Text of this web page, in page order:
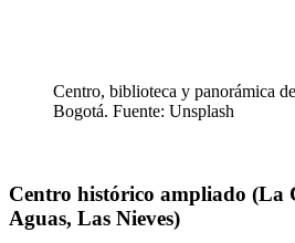
Centro, biblioteca y panorámica
Bogotá. Fuente: Unsplash
Centro histórico ampliado (La
Aguas, Las Nieves)